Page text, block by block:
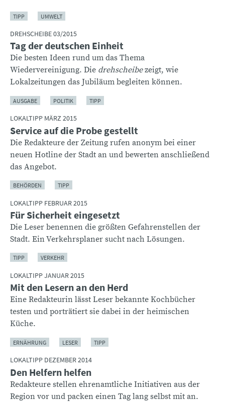
TIPP UMWELT
DREHSCHEIBE 03/2015
Tag der deutschen Einheit
Die besten Ideen rund um das Thema
Wiedervereinigung. Die drehscheibezeigt, wie
Lokalzeitungen das Jubiläum begleiten können.
AUSGABE POLITIK TIPP
LOKALTIPP MÄRZ 2015
Service auf die Probe gestellt
Die Redakteure der Zeitung rufen anonym bei einer
neuen Hotline der Stadt an und bewerten anschließend
das Angebot.
BEHÖRDEN TIPP
LOKALTIPP FEBRUAR 2015
Für Sicherheit eingesetzt
Die Leser benennen die größten Gefahrenstellen der
Stadt. Ein Verkehrsplaner sucht nach Lösungen.
TIPP VERKEHR
LOKALTIPP JANUAR 2015
Mit den Lesern an den Herd
Eine Redakteurin lässt Leser bekannte Kochbücher
testen und porträtiert sie dabei in der heimischen
Küche.
ERNÄHRUNG LESER TIPP
LOKALTIPP DEZEMBER 2014
Den Helfern helfen
Redakteure stellen ehrenamtliche Initiativen aus der
Region vor und packen einen Tag lang selbst mit an.